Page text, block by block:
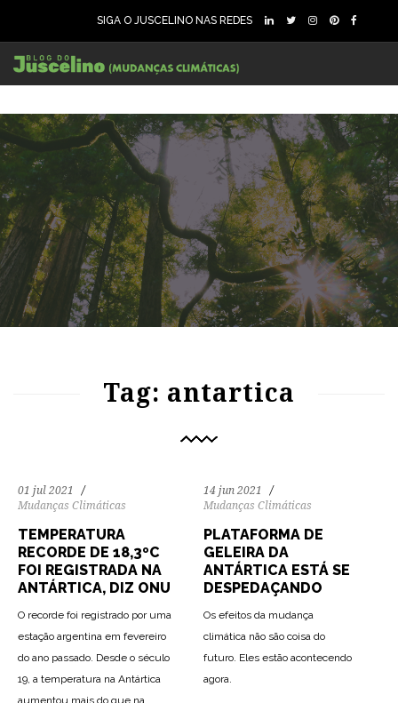
SIGA O JUSCELINO NAS REDES
Tag: antartica
01 jul 2021
Mudanças Climáticas
TEMPERATURA
RECORDE DE 18,3ºC
FOI REGISTRADA NA
ANTÁRTICA, DIZ ONU
O recorde foi registrado por uma
estação argentina em fevereiro
do ano passado. Desde o século
19, a temperatura na Antártica
aumentou mais do que na
14 jun 2021
Mudanças Climáticas
PLATAFORMA DE
GELEIRA DA
ANTÁRTICA ESTÁ SE
DESPEDAÇANDO
Os efeitos da mudança
climática não são coisa do
futuro. Eles estão acontecendo
agora.